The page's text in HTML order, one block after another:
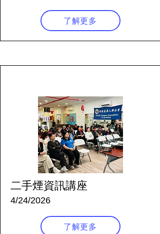
了解更多
二手煙資訊講座
4/24/2026
了解更多